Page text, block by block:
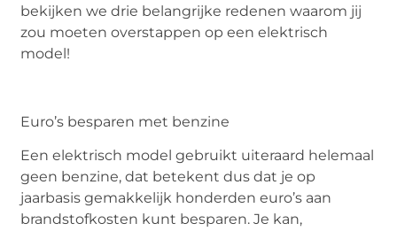
bekijken we drie belangrijke redenen waarom jij
zou moeten overstappen op een elektrisch
model!
Euro’s besparen met benzine
Een elektrisch model gebruikt uiteraard helemaal
geen benzine, dat betekent dus dat je op
jaarbasis gemakkelijk honderden euro’s aan
brandstofkosten kunt besparen. Je kan,